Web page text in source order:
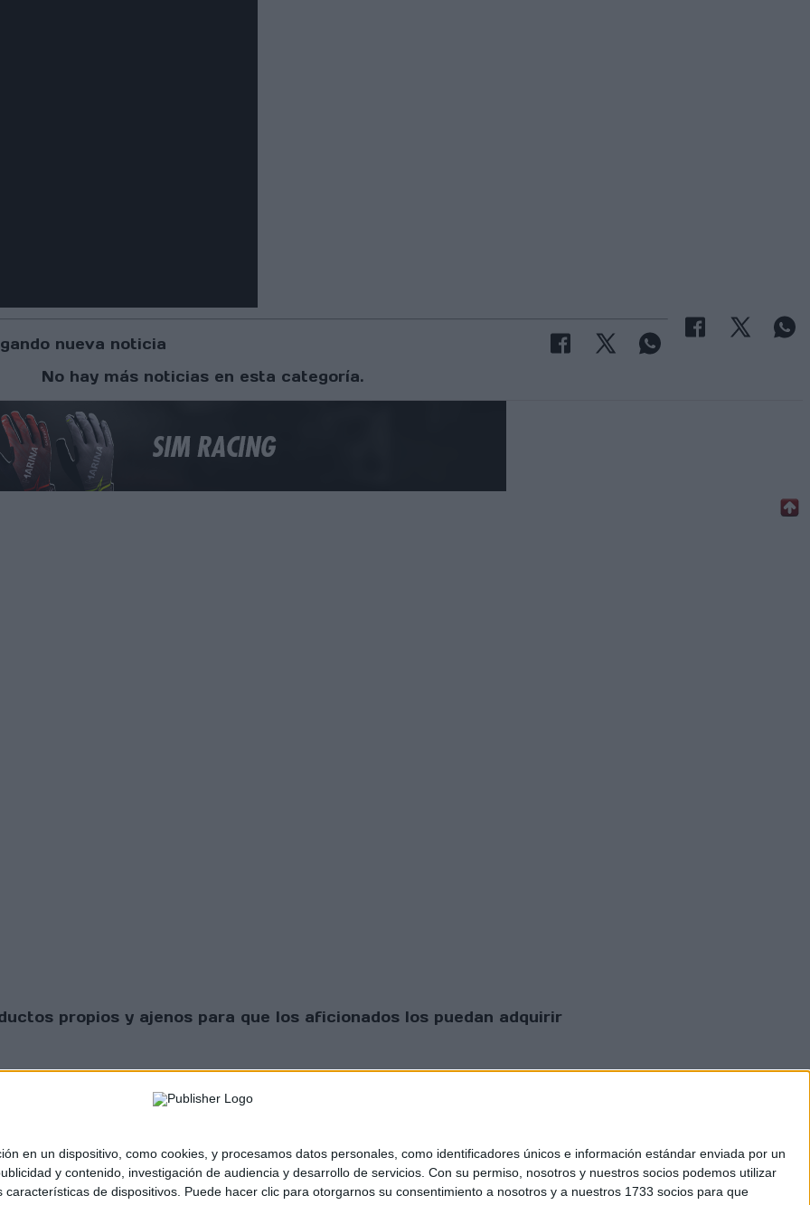
en un dispositivo, como cookies, y procesamos datos personales, como identificadores únicos e información estándar enviada por un
y contenido, investigación de audiencia y desarrollo de servicios. Con su permiso, nosotros y nuestros socios podemos utilizar
de dispositivos. Puede hacer clic para otorgarnos su consentimiento a nosotros y a nuestros 1733 socios para que
nueva noticia
No hay más noticias en esta categoría.
propios y ajenos para que los aficionados los puedan adquirir